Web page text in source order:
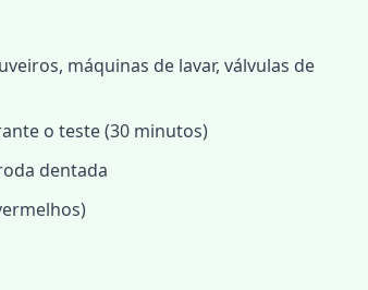
máquinas de lavar, válvulas de
o teste (30 minutos)
dentada